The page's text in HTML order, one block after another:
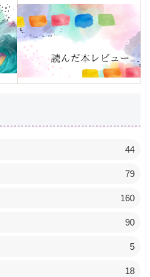
44
79
160
90
5
18